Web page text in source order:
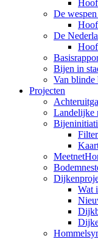
De
De
Bijen in
Van
Projecten
Landelijke
Filter
Wat